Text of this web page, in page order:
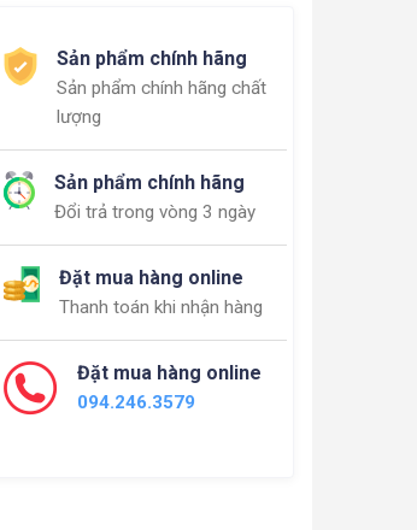
Sản phẩm chính hãng
Sản phẩm chính hãng chất
lượng
Sản phẩm chính hãng
Đổi trả trong vòng 3 ngày
Đặt mua hàng online
Thanh toán khi nhận hàng
Đặt mua hàng online
094.246.3579